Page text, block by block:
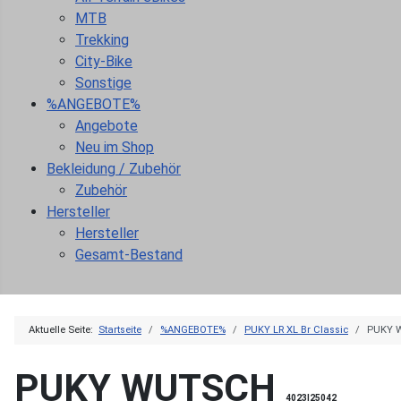
MTB
Trekking
City-Bike
Sonstige
%ANGEBOTE%
Angebote
Neu im Shop
Bekleidung / Zubehör
Zubehör
Hersteller
Hersteller
Gesamt-Bestand
Aktuelle Seite: Startseite %ANGEBOTE% PUKY LR XL Br Classic PUKY
PUKY WUTSCH 4023|25042